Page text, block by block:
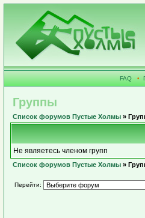
FAQ •
Группы
Список форумов Пустые Холмы »
Не являетесь членом групп
Список форумов Пустые Холмы »
Перейти: